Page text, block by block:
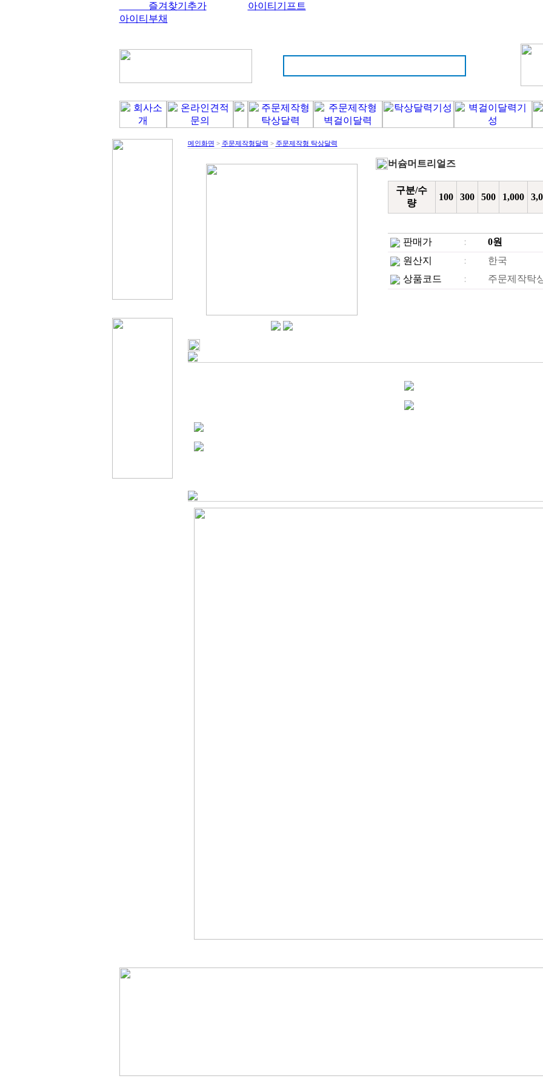
즐겨찾기추가
아이티기프트
아이티부채
메인화면 > 주문제작형달력 > 주문제작형 탁상달력
버슘머트리얼즈
구분/수
량
100 300 500 1,000
판매가 0원
원산지
한국
상품코드
주문제작탁